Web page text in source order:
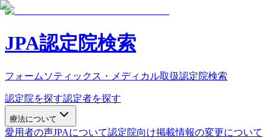
JPA認定院検索
フォームソティックス・メディカル取扱認定院検索
認定院を探す認定者を探す
療法について
愛用者の声JPAについて認定院向け掲載情報の変更について